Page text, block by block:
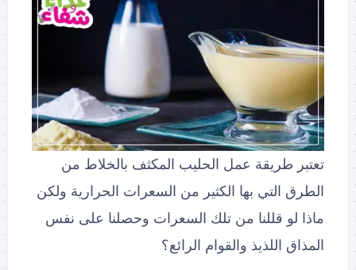
تعتبر طريقة عمل الحليب المكثف بالخلاط من
الطرق التي بها الكثير من السعرات الحرارية ولكن
ماذا لو قللنا من تلك السعرات وحصلنا على نفس
المذاق اللذيذ والقوام الرائع؟